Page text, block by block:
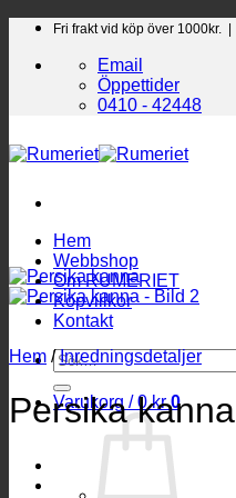
Skip
content
Fri frakt vid köp över 1000kr. |
Email
Öppettider
0410 - 42448
Hem
Webbshop
Om RUMERIET
Köpvillkor
Kontakt
Sök
efter:
Varukorg /0kr 0
Hem / Inredningsdetaljer
Persika kanna